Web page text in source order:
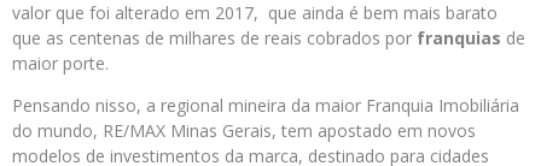
valor que foi alterado em 2017, que ainda é bem mais barato
que as centenas de milhares de reais cobrados por franquias de
maior porte.
Pensando nisso, a regional mineira da maior Franquia Imobiliária
do mundo, RE/MAX Minas Gerais, tem apostado em novos
modelos de investimentos da marca, destinado para cidades